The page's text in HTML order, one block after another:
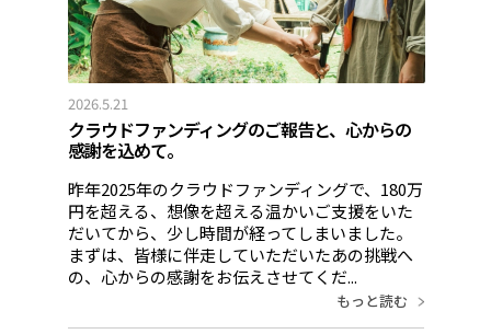
2026.5.21
クラウドファンディングのご報告と、心からの
感謝を込めて。
昨年2025年のクラウドファンディングで、180万
円を超える、想像を超える温かいご支援をいた
だいてから、少し時間が経ってしまいました。
まずは、皆様に伴走していただいたあの挑戦へ
の、心からの感謝をお伝えさせてくだ...
もっと読む